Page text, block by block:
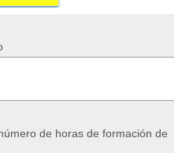
de horas de formación de